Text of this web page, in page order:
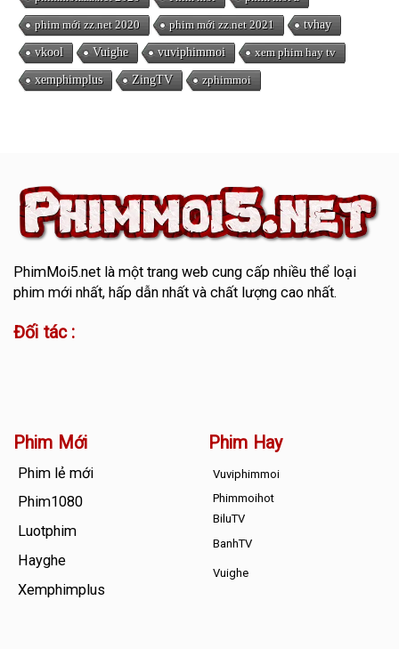
phim mới zz.net 2020 phim mới zz.net 2021 tvhay
vkool Vuighe vuviphimmoi xem phim hay tv
xemphimplus ZingTV zphimmoi
PhimMoi5.netlà một trang web cung cấp nhiều thể loại
phim mới nhất, hấp dẫn nhất và chất lượng cao nhất.
Đối tác :
Phim Mới
Phim lẻ mới
Phim1080
Luotphim
Hayghe
Xemphimplus
Phim Hay
Vuviphimmoi
Phimmoihot
BiluTV
BanhTV
Vuighe